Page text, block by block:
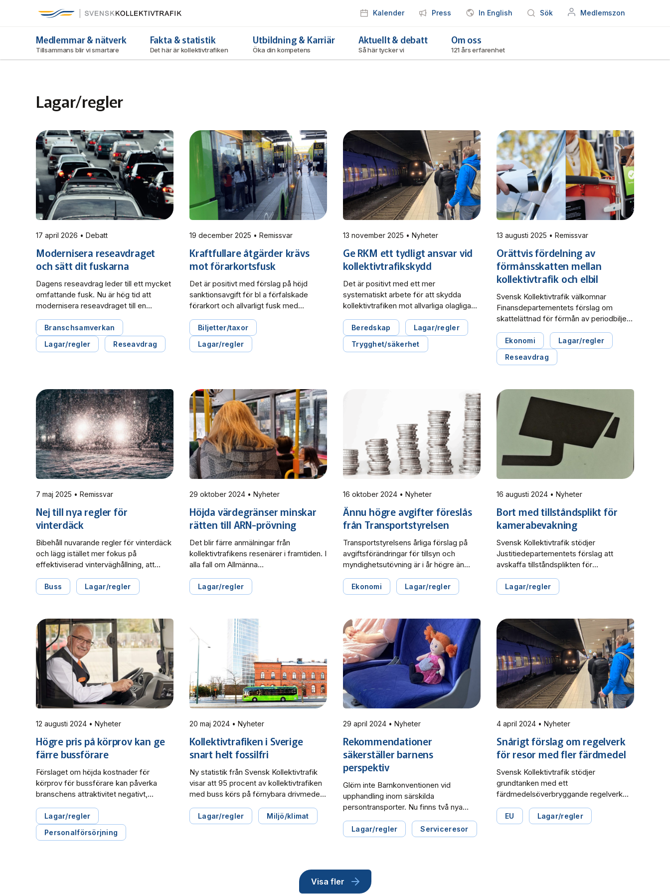
Hoppa
Kalender Press In English Sök Medlemszon
Medlemmar & nätverk
Tillsammans blir vi smartare
Fakta & statistik
Det här är kollektivtrafiken
Utbildning & Karriär
Öka din kompetens
Aktuellt & debatt
Så här tycker vi
Om oss
121 års erfarenhet
Lagar/regler
17 april 2026 • Debatt
Modernisera reseavdraget
och sätt dit fuskarna
Dagens reseavdrag leder till ett mycket
omfattande fusk. Nu är hög tid att
modernisera reseavdraget till en
färdmedelsneutral skattereduktion,
skriver Svensk Kollektivtrafik, Sveriges
Bussföretag och Tågföretagen i en
Branschsamverkan
Lagar/regler
Reseavdrag
19 december 2025 • Remissvar
Kraftfullare åtgärder krävs
mot förarkortsfusk
Det är positivt med förslag på höjd
sanktionsavgift för bl a förfalskade
förarkort och allvarligt fusk med
sättas betydligt högre för att verka
avskräckande, skriver Svensk
Kollektivtrafik i remissvaret gällande
infrastrukturdepartementet.
Biljetter/taxor
Lagar/regler
13 november 2025 • Nyheter
Ge RKM ett tydligt ansvar vid
kollektivtrafikskydd
Det är positivt med ett mer
systematiskt arbete för att skydda
kollektivtrafiken mot allvarliga olagliga
bort de regionala
kollektivtrafikmyndigheternas (RKMs)
roll, skriver Svensk Kollektivtrafik i sitt
Beredskap
Lagar/regler
Trygghet/säkerhet
13 augusti 2025 • Remissvar
Orättvis fördelning av
förmånsskatten mellan
kollektivtrafik och elbil
Svensk Kollektivtrafik välkomnar
Finansdepartementets förslag om
skattelättnad för förmån av periodbiljett
beskattningen av
kollektivtrafikresenärer och bilister ska
bli rättvis måste förmånsskatten på
Ekonomi
Lagar/regler
Reseavdrag
7 maj 2025 • Remissvar
Nej till nya regler för
vinterdäck
Bibehåll nuvarande regler för vinterdäck
och lägg istället mer fokus på
effektiviserad vinterväghållning, att
att kontroller görs av transittrafiken. Det
är Svensk Kollektivtrafiks svar på
infrastrukturdepartementets förslag på
att den obligatoriska
vinterdäcksperioden för tunga fordon
ska förlängas
Buss Lagar/regler
29 oktober 2024 • Nyheter
Höjda värdegränser minskar
rätten till ARN-prövning
Det blir färre anmälningar från
kollektivtrafikens resenärer i framtiden. I
alla fall om Allmänna
värdegränser justeras enligt
remissförslag. I remissvaret om förslag
påpekar Svensk Kollektivtrafik att vid de
flesta kollektivtrafikresor är beloppen så
låga att de höjda gränserna leder till att
det inte längre går att pröva sin resa […]
Lagar/regler
16 oktober 2024 • Nyheter
Ännu högre avgifter föreslås
från Transportstyrelsen
Transportstyrelsens årliga förslag på
avgiftsförändringar för tillsyn och
myndighetsutövning är i år högre än
Svensk Kollektivtrafiks remissvar
eftersom det påverkar medlemmarnas
ekonomiskt läge riskerar förslaget att
leda till ökade taxor, minskningar i
trafikutbudet eller behov av ökat
skatteuttag i regionerna.
Transportstyrelsen föreslår […]
Ekonomi Lagar/regler
16 augusti 2024 • Nyheter
Bort med tillståndsplikt för
kamerabevakning
Svensk Kollektivtrafik stödjer
Justitiedepartementets förslag att
avskaffa tillståndsplikten för
Det skulle både minska administration
och leda till snabbare implementering.
rättslig grund för att öka samverkan
med polisen. Däremot avstyrks
förslaget om anmälningsplikt och höga
sanktionsavgifter vid bristande
dokumentation. Dagens krav på
detaljerad information ombord […]
Lagar/regler
12 augusti 2024 • Nyheter
Högre pris på körprov kan ge
färre bussförare
Förslaget om höjda kostnader för
körprov för bussförare kan påverka
branschens attraktivitet negativt,
att bli bussförare. De ökade
kostnaderna kommer antingen läggas
på de enskilda förarna eller
Lagar/regler
Personalförsörjning
20 maj 2024 • Nyheter
Kollektivtrafiken i Sverige
snart helt fossilfri
Ny statistik från Svensk Kollektivtrafik
visar att 95 procent av kollektivtrafiken
med buss körs på förnybara drivmedel
pendeltågstrafiken drivs så gott som
helt med el och spårvagns- och
transportsektorns klimatutsläpp. – De
regionala kollektivtrafikmyndigheternas
Lagar/regler Miljö/klimat
29 april 2024 • Nyheter
Rekommendationer
säkerställer barnens
perspektiv
Glöm inte Barnkonventionen vid
upphandling inom särskilda
persontransporter. Nu finns två nya
säkerställa barnperspektivet:
Huvudrekommendation
ombud vid myndighetsutövning –
Särskilda persontransporter. Det är
Lagar/regler Serviceresor
4 april 2024 • Nyheter
Snårigt förslag om regelverk
för resor med fler färdmedel
Svensk Kollektivtrafik stödjer
grundtanken med ett
färdmedelsöverbryggande regelverk
föreslår. Men det nya förslaget gör det
dessvärre mer otydligt och
EU Lagar/regler
Visa fler